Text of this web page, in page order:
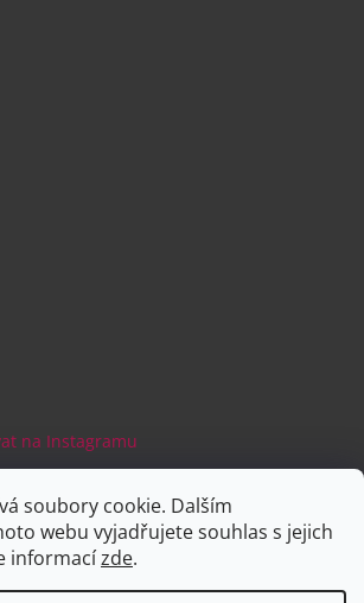
soubory cookie. Dalším
webu vyjadřujete souhlas s jejich
informacízde.
na Instagramu